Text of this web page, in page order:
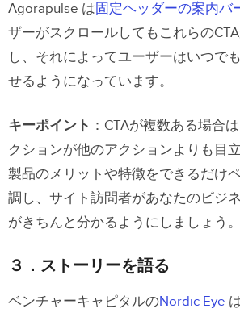
Agorapulse は固定ヘッダーの案内バ
ザーがスクロールしてもこれらの
し、それによってユーザーはいつで
せるようになっています。
キーポイント ：CTAが複数ある場合
クションが他のアクションよりも目
製品のメリットや特徴をできるだけ
調し、サイト訪問者があなたのビジ
がきちんと分かるようにしましょう。
３．ストーリーを語る
ベンチャーキャピタルのNordic Eye